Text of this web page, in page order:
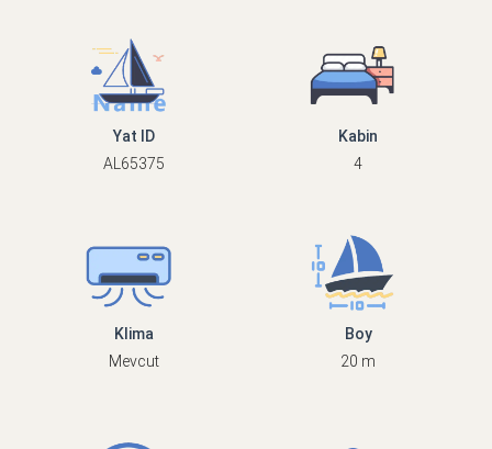
Yat ID
AL65375
Kabin
4
Klima
Mevcut
Boy
20 m